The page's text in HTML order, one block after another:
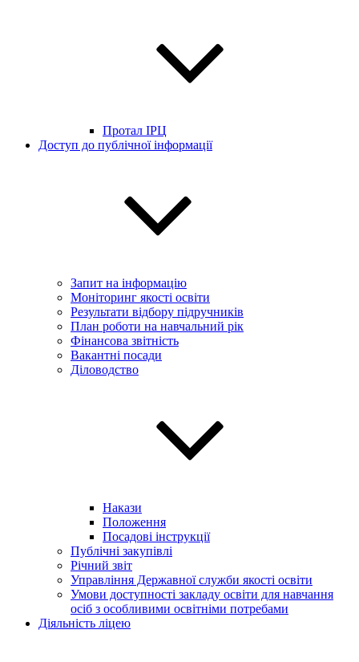
Протал ІРЦ
Доступ до публічної інформації
Запит на інформацію
Моніторинг якості освіти
Результати відбору підручників
План роботи на навчальний рік
Фінансова звітність
Вакантні посади
Діловодство
Накази
Положення
Посадові інструкції
Публічні закупівлі
Річний звіт
Управління Державної служби якості освіти
Умови доступності закладу освіти для навчання
осіб з особливими освітніми потребами
Діяльність ліцею